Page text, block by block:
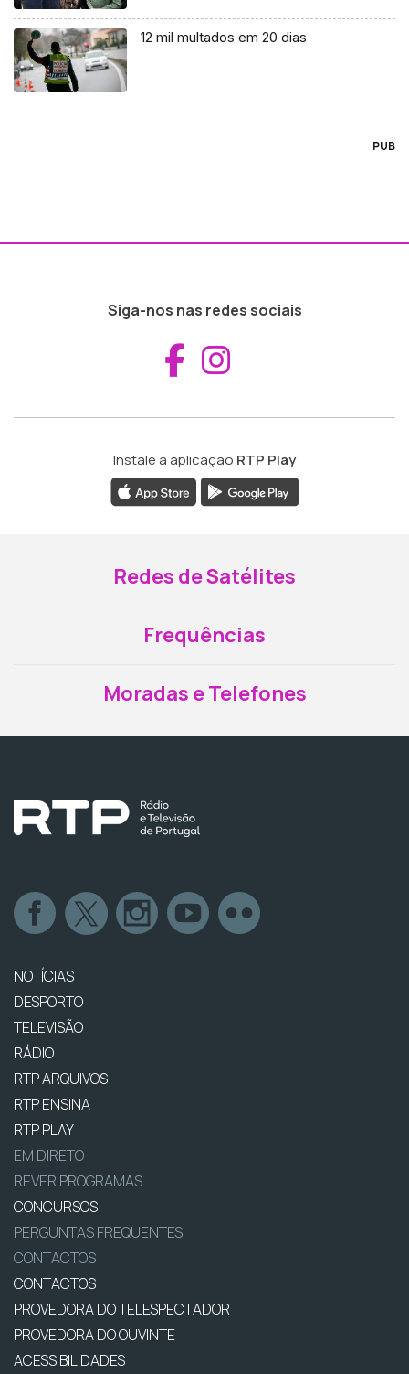
12 mil multados em 20 dias
PUB
Siga-nos nas redes sociais
Aceder ao
Instale a aplicação RTP Play
Redes de Satélites
Frequências
Moradas e Telefones
NOTÍCIAS
DESPORTO
TELEVISÃO
RÁDIO
RTP ARQUIVOS
RTP ENSINA
RTP PLAY
EM DIRETO
REVER PROGRAMAS
CONCURSOS
PERGUNTAS FREQUENTES
CONTACTOS
CONTACTOS
PROVEDORA DO TELESPECTADOR
PROVEDORA DO OUVINTE
ACESSIBILIDADES